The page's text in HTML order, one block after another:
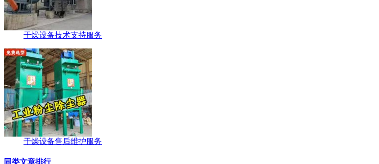
干燥设备技术支持服务
干燥设备售后维护服务
同类文章排行